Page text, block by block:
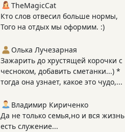
TheMagicCat
Кто слов отвесил больше нормы,
Того на отдых мы оформим. :)
Олька Лучезарная
Зажарить до хрустящей корочки с
чесноком, добавить сметанки...) *
тогда она узнает, какое это чудо,...
Владимир Кириченко
Да не только семья,но и вся жизнь
есть служение...